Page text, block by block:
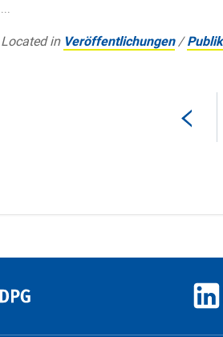
...
Located in Veröffentlichungen /